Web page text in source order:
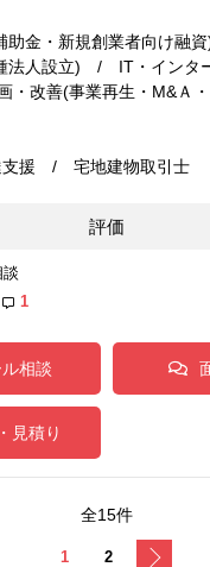
助金・新規創業者向け
法人設立) / IT・インタ
改善(事業再生・M&Ａ・
支援 / 宅地建物取引士
評価
談
1
相談
見積り
全15件
1 2